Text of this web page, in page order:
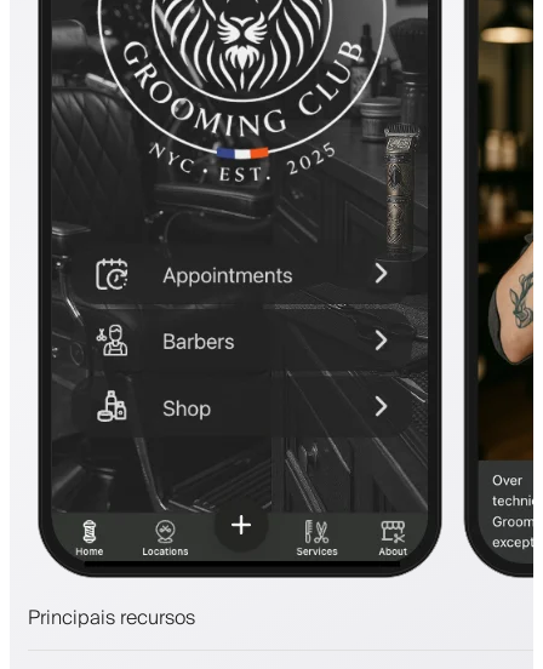
Principais recursos